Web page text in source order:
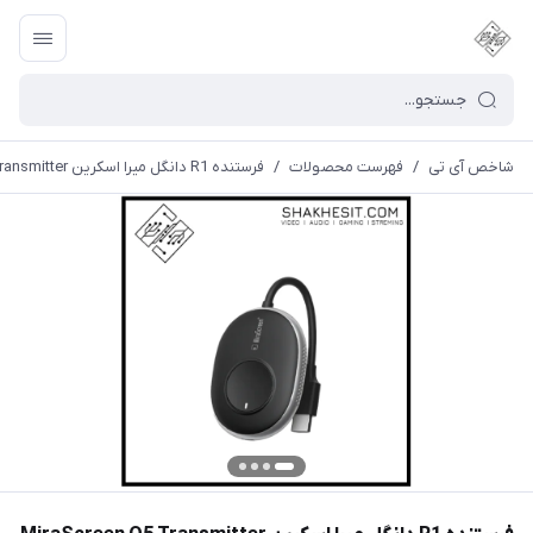
شاخص آی تی / فهرست محصولات / فرستنده R1 دانگل میرا اسکرین MiraScreen Q5 Transmitter